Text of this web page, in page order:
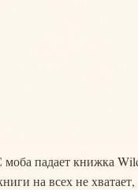
падает книжка
на всех не хватает,